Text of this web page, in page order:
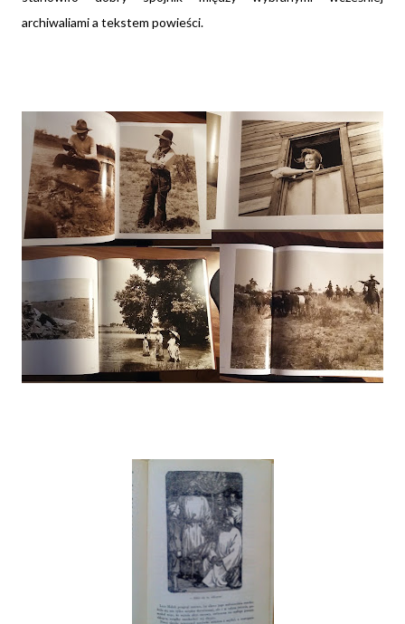
archiwaliami a tekstem powieści.